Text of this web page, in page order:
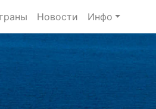
Новости Инфо